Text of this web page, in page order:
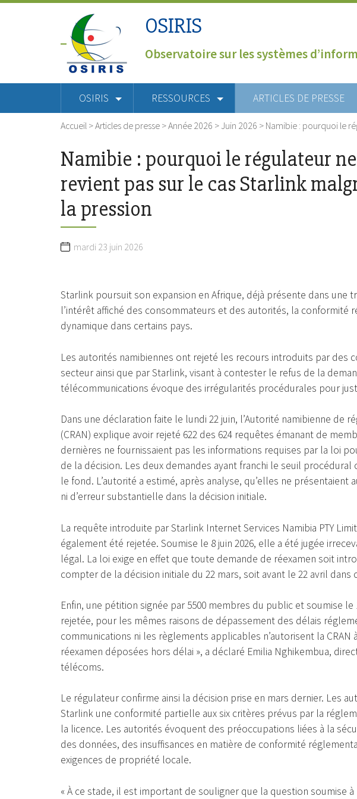
OSIRIS
Observatoire sur les systèmes
OSIRIS RESSOURCES ARTICLES DE PRESSE
Accueil >Articles de presse >Année 2026 > Juin 2026 > Namibie : pourquoi le
Namibie : pourquoi le régulateur ne
revient pas sur le cas Starlink
la pression
mardi 23 juin 2026
Starlink poursuit son expansion en Afrique, déjà présente dans une
l’intérêt affiché des consommateurs et des autorités, la conformité
dynamique dans certains pays.
Les autorités namibiennes ont rejeté les recours introduits par des
secteur ainsi que par Starlink, visant à contester le refus de la
télécommunications évoque des irrégularités procédurales pour
Dans une déclaration faite le lundi 22 juin, l’Autorité namibienne de
(CRAN) explique avoir rejeté 622 des 624 requêtes émanant de
dernières ne fournissaient pas les informations requises par la loi
de la décision. Les deux demandes ayant franchi le seuil
le fond. L’autorité a estimé, après analyse, qu’elles ne
ni d’erreur substantielle dans la décision initiale.
La requête introduite par Starlink Internet Services Namibia PTY
également été rejetée. Soumise le 8 juin 2026, elle a été jugée
légal. La loi exige en effet que toute demande de réexamen soit
compter de la décision initiale du 22 mars, soit avant le 22 avril dans
Enfin, une pétition signée par 5500 membres du public et soumise le
rejetée, pour les mêmes raisons de dépassement des délais
communications ni les règlements applicables n’autorisent la CRAN
réexamen déposées hors délai », a déclaré Emilia Nghikembua,
télécoms.
Le régulateur confirme ainsi la décision prise en mars dernier. Les
Starlink une conformité partielle aux six critères prévus par la
la licence. Les autorités évoquent des préoccupations liées à la
des données, des insuffisances en matière de conformité
exigences de propriété locale.
« À ce stade, il est important de souligner que la question soumise à